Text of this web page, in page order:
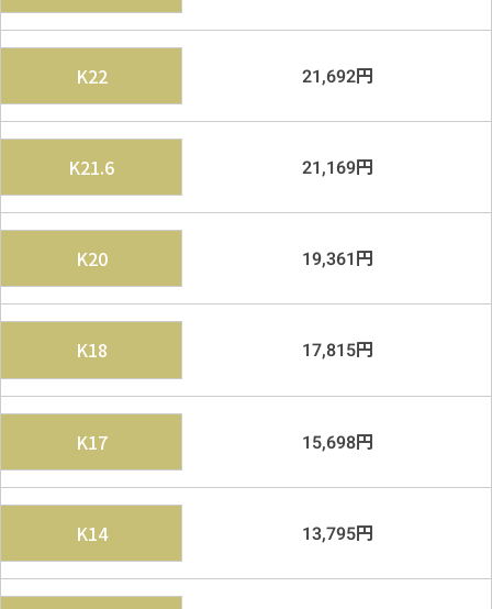
K22 21,692円
K21.6 21,169円
K20 19,361円
K18 17,815円
K17 15,698円
K14 13,795円